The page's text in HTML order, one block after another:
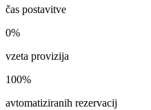
čas postavitve
0%
vzeta provizija
100%
avtomatiziranih rezervacij